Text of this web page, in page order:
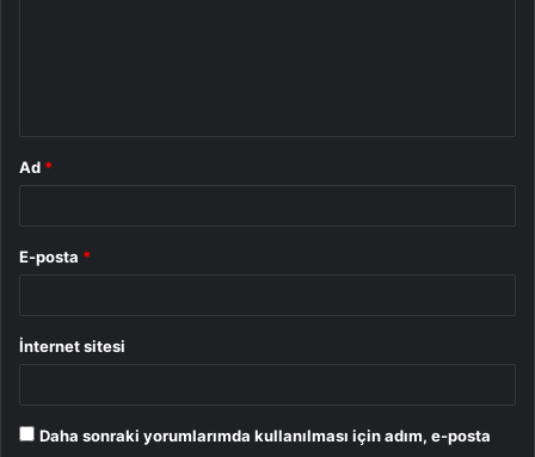
Ad *
E-posta *
İnternet sitesi
Daha sonraki yorumlarımda kullanılması için adım, e-posta